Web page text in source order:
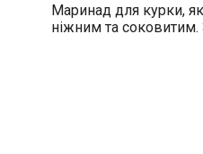
Маринад для курки,
ніжним та соковитим.